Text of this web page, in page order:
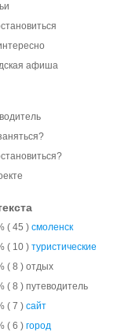
афиша
( 45 ) смоленск
( 10 ) туристические
( 8 ) отдых
( 8 ) путеводитель
( 7 ) сайт
( 6 ) город